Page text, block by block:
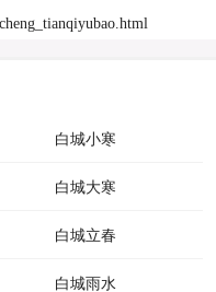
白城小寒
白城大寒
白城立春
白城雨水